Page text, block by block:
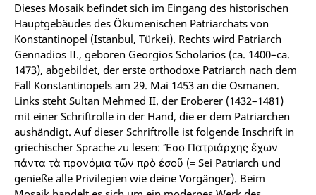
Dieses Mosaik befindet sich im Eingang des historischen
Hauptgebäudes des Ökumenischen Patriarchats von
Konstantinopel (Istanbul, Türkei). Rechts wird Patriarch
Gennadios II., geboren Georgios Scholarios (ca. 1400–ca.
1473), abgebildet, der erste orthodoxe Patriarch nach dem
Fall Konstantinopels am 29. Mai 1453 an die Osmanen.
Links steht Sultan Mehmed II. der Eroberer (1432–1481)
mit einer Schriftrolle in der Hand, die er dem Patriarchen
aushändigt. Auf dieser Schriftrolle ist folgende Inschrift in
griechischer Sprache zu lesen: Ἔσο Πατριάρχης ἔχων
πάντα τὰ προνόμια τῶν πρὸ ἐσοῦ (= Sei Patriarch und
genieße alle Privilegien wie deine Vorgänger). Beim